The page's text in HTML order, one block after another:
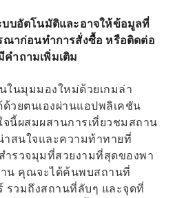
บอัตโนมัติและอาจให้ข้อมูลที่
าก่อนทำการสั่งซื้อ หรือติดต่อ
ำถามเพิ่มเติม
ในมุมมองใหม่ด้วยเกมล่า
วยตนเองผ่านแอปพลิเคชัน
จนี้ผสมผสานการเที่ยวชมสถาน
าสนใจและความท้าทายที่
รวจมุมที่สวยงามที่สุดของพา
าน คุณจะได้ค้นพบสถานที่
รวมถึงสถานที่ลับๆ และจุดที่